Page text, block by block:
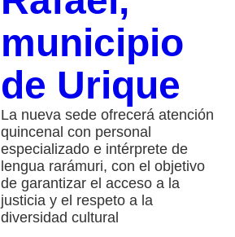
municipio
de Urique
La nueva sede ofrecerá atención
quincenal con personal
especializado e intérprete de
lengua rarámuri, con el objetivo
de garantizar el acceso a la
justicia y el respeto a la
diversidad cultural